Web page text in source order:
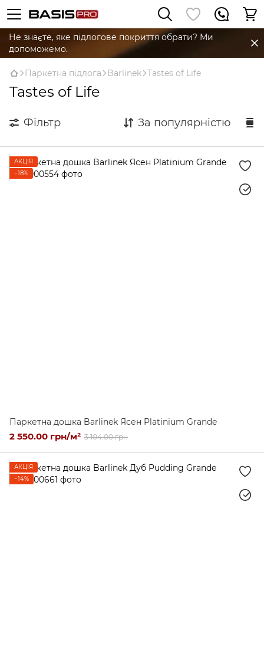
Не знаєте, яке підлогове покриття обрати? Ми
допоможемо.
Паркетна підлога Barlinek Tastes of Life
Tastes of Life
Фільтр За популярністю
АКЦІЯ
−18%
Паркетна дошка Barlinek Ясен Platinium Grande
2 550.00 грн/м² 3 104.00 грн
АКЦІЯ
−14%